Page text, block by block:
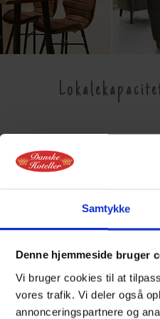
Samtykke
Denne hjemmeside bruger
Vi bruger cookies til at
vores trafik. Vi deler også
annonceringspartnere og
100
45